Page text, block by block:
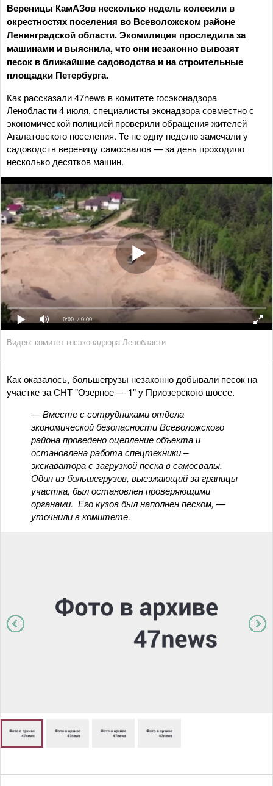
Вереницы КамАЗов несколько недель колесили в
окрестностях поселения во Всеволожском районе
Ленинградской области. Экомилиция проследила за
машинами и выяснила, что они незаконно вывозят
песок в ближайшие садоводства и на строительные
площадки Петербурга.
Как рассказали 47news в комитете госэконадзора
Ленобласти 4 июля, специалисты эконадзора совместно с
экономической полицией проверили обращения жителей
Агалатовского поселения. Те не одну неделю замечали у
садоводств вереницу самосвалов — за день проходило
несколько десятков машин.
0:00 / 0:00
Видео: комитет госэконадзора Ленобласти
Как оказалось, большегрузы незаконно добывали песок на
участке за СНТ "Озерное — 1" у Приозерского шоссе.
— Вместе с сотрудниками отдела
экономической безопасности Всеволожского
района проведено оцепление объекта и
остановлена работа спецтехники –
экскаватора с загрузкой песка в самосвалы.
Один из большегрузов, выезжающий за границы
участка, был остановлен проверяющими
органами. Его кузов был наполнен песком, —
уточнили в комитете.